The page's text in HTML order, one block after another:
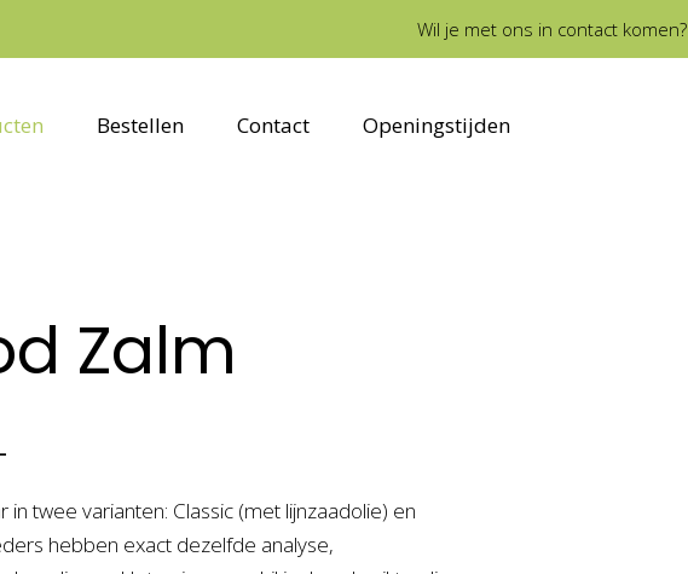
Wil je met ons in contact komen?
Bestellen Contact Openingstijden
Zalm
in twee varianten: Classic (met lijnzaadolie) en
hebben exact dezelfde analyse,